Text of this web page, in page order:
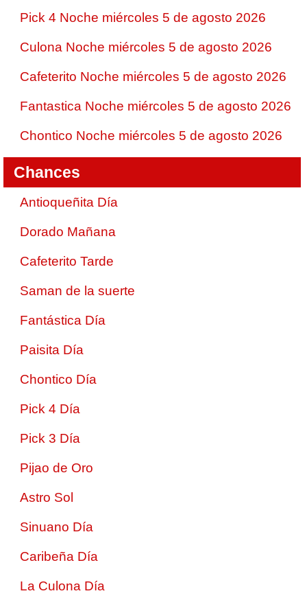
Pick 4 Noche miércoles 5 de agosto 2026
Culona Noche miércoles 5 de agosto 2026
Cafeterito Noche miércoles 5 de agosto 2026
Fantastica Noche miércoles 5 de agosto 2026
Chontico Noche miércoles 5 de agosto 2026
Chances
Antioqueñita Día
Dorado Mañana
Cafeterito Tarde
Saman de la suerte
Fantástica Día
Paisita Día
Chontico Día
Pick 4 Día
Pick 3 Día
Pijao de Oro
Astro Sol
Sinuano Día
Caribeña Día
La Culona Día